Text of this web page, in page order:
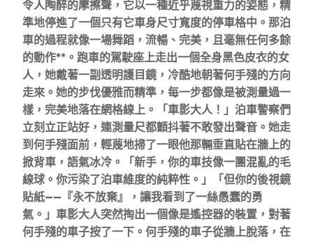
令人陶醉的摩擦聲，它以一種近乎蔑視重力的姿態，精
準地停進了一個只有它車身尺寸寬度的停車格中。那泊
車的過程就像一場舞蹈，流暢、完美，且毫無任何多餘
的動作**。跑車的駕駛座上走出一個全身黑色皮衣的女
人，她戴著一副透明護目鏡，冷酷地朝著何手殘的方向
走來。她的步伐優雅而精準，每一步都像是被測量過一
樣，完美地落在網格線上。「車影大人！」泊車警察們
立刻立正站好，連測量尺都顫抖著不敢發出聲音。她走
到何手殘面前，輕蔑地掃了一眼他那輛垂直貼在牆上的
掀背車，語氣冰冷。「新手，你的車技像一團混亂的毛
線球。你污染了泊車維度的純粹性。」「但你的後視鏡
貼紙——『永不放棄』，讓我看到了一絲愚蠢的勇
氣。」車影大人突然掏出一個像是遙控器的裝置，對著
何手殘的車子按了一下。何手殘的車子從牆上脫落，在